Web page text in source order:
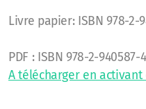
Livre papier: ISBN 978-2-
PDF : ISBN 978-2-940587-
A télécharger en activant